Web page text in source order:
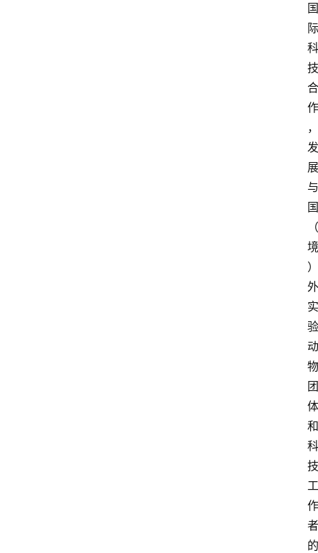
国
际
科
技
合
作
，
发
展
与
国
（
境
）
外
实
验
动
物
团
体
和
科
技
工
作
者
的